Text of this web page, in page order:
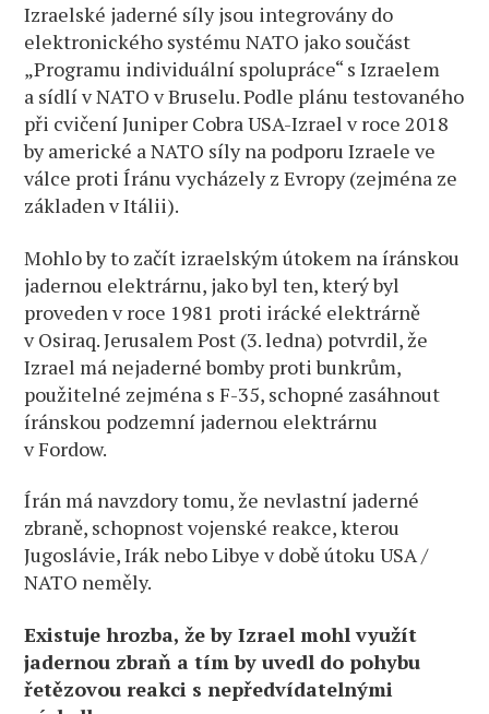
Izraelské jaderné síly jsou integrovány do
elektronického systému NATO jako součást
„Programu individuální spolupráce“ s Izraelem
a sídlí v NATO v Bruselu. Podle plánu testovaného
při cvičení Juniper Cobra USA-Izrael v roce 2018
by americké a NATO síly na podporu Izraele ve
válce proti Íránu vycházely z Evropy (zejména ze
základen v Itálii).
Mohlo by to začít izraelským útokem na íránskou
jadernou elektrárnu, jako byl ten, který byl
proveden v roce 1981 proti irácké elektrárně
v Osiraq. Jerusalem Post (3. ledna) potvrdil, že
Izrael má nejaderné bomby proti bunkrům,
použitelné zejména s F-35, schopné zasáhnout
íránskou podzemní jadernou elektrárnu
v Fordow.
Írán má navzdory tomu, že nevlastní jaderné
zbraně, schopnost vojenské reakce, kterou
Jugoslávie, Irák nebo Libye v době útoku USA /
NATO neměly.
Existuje hrozba, že by Izrael mohl využít
jadernou zbraň a tím by uvedl do pohybu
řetězovou reakci s nepředvídatelnými